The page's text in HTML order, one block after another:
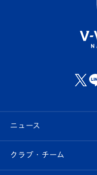
ニュース
すべて
クラブ・チーム